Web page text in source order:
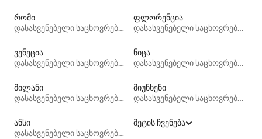
რომი
დასასვენებელი საცხოვრებლები
ფლორენცია
დასასვენებელი საცხოვრებლები
ვენეცია
დასასვენებელი საცხოვრებლები
ნიცა
დასასვენებელი საცხოვრებლები
მილანი
დასასვენებელი საცხოვრებლები
მიუნხენი
დასასვენებელი საცხოვრებლები
ანსი
დასასვენებელი საცხოვრებლები
მეტის ჩვენება